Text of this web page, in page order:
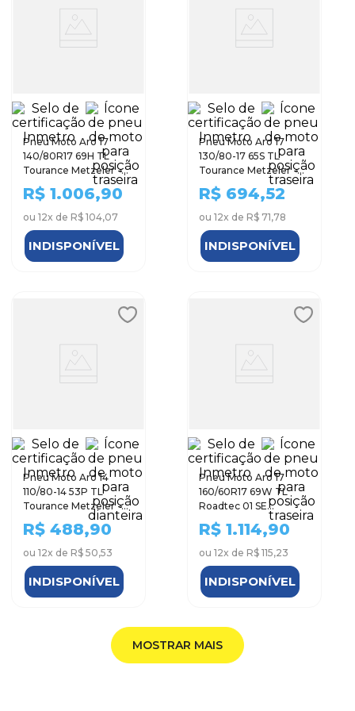
Pneu Moto Aro 17
140/80R17 69H TL
Tourance Metzeler -
Traseiro
R$ 1.006,90
ou 12x de R$ 104,07
INDISPONÍVEL
Pneu Moto Aro 17
130/80-17 65S TL
Tourance Metzeler -
Traseiro
R$ 694,52
ou 12x de R$ 71,78
INDISPONÍVEL
Pneu Moto Aro 14
110/80-14 53P TL
Tourance Metzeler -
Dianteiro
R$ 488,90
ou 12x de R$ 50,53
INDISPONÍVEL
Pneu Moto Aro 17
160/60R17 69W TL
Roadtec 01 SE
Metzeler - Traseiro
R$ 1.114,90
ou 12x de R$ 115,23
INDISPONÍVEL
MOSTRAR MAIS